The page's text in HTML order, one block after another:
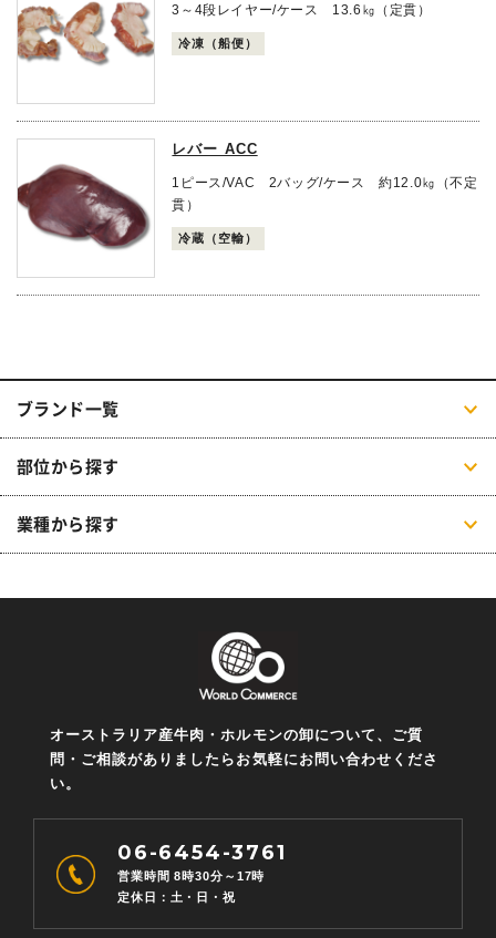
3～4段レイヤー/ケース 13.6㎏（定貫）
冷凍（船便）
レバー ACC
1ピース/VAC 2バッグ/ケース 約12.0㎏（不定
貫）
冷蔵（空輸）
ブランド一覧
部位から探す
業種から探す
オーストラリア産牛肉・ホルモンの卸について、ご質
問・ご相談がありましたらお気軽にお問い合わせくださ
い。
06-6454-3761
営業時間 8時30分～17時
定休日：土・日・祝